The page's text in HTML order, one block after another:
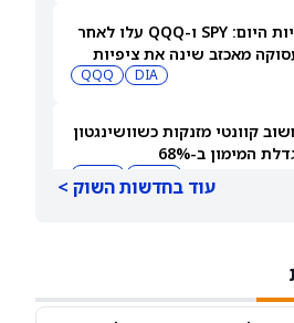
שוק המניות היום: SPY ו-QQQ עלו לאחר
מאכזב שינה את ציפיות
DIA
QQQ
קוונטי מזנקות כשוושינגטון
המימון ב-68%
עוד בחדשות השוק >